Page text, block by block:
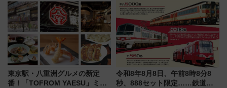
東京駅・八重洲グルメの新定
番！「TOFROM YAESU」ミシ
令和8年8月8日、午前8時8分8
秒、888セット限定……鉄道各